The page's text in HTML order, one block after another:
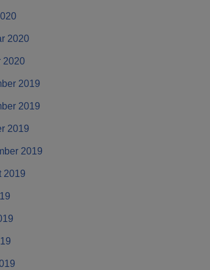
2020
2020
2019
2019
2019
2019
2019